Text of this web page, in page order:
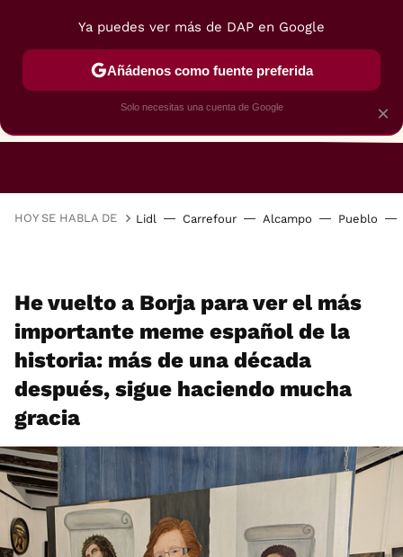
RESTAURANTES GASTROGUÍA
HOY SE HABLA DE Lidl Carrefour Alcampo Pueblo
He vuelto a Borja para ver el más
importante meme español de la
historia: más de una década
después, sigue haciendo mucha
gracia
×
Ya puedes ver más de DAP en Google
Añádenos como fuente preferida
Solo necesitas una cuenta de Google